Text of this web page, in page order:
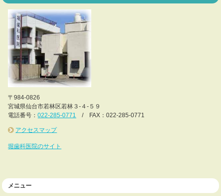
〒984-0826
宮城県仙台市若林区若林３-４-５９
電話番号：022-285-0771 / FAX：022-285-0771
アクセスマップ
堀歯科医院のサイト
メニュー